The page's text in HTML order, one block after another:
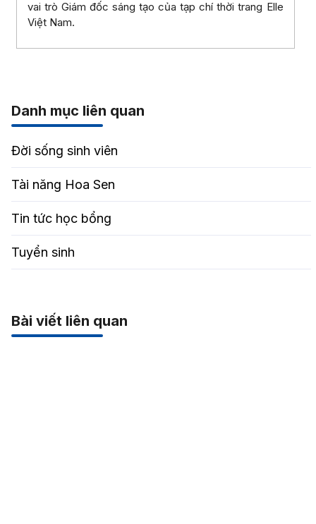
vai trò Giám đốc sáng tạo của tạp chí thời trang Elle
Việt Nam.
Danh mục liên quan
Đời sống sinh viên
Tài năng Hoa Sen
Tin tức học bổng
Tuyển sinh
Bài viết liên quan